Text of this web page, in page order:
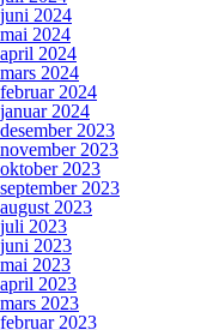
juni 2024
mai 2024
april 2024
mars 2024
februar 2024
januar 2024
desember 2023
november 2023
oktober 2023
september 2023
august 2023
juli 2023
juni 2023
mai 2023
april 2023
mars 2023
februar 2023